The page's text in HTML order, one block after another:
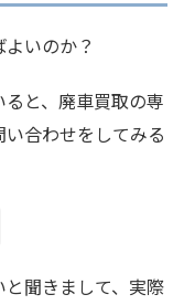
いのか？
と、廃車買取の専
合わせをしてみる
聞きまして、実際